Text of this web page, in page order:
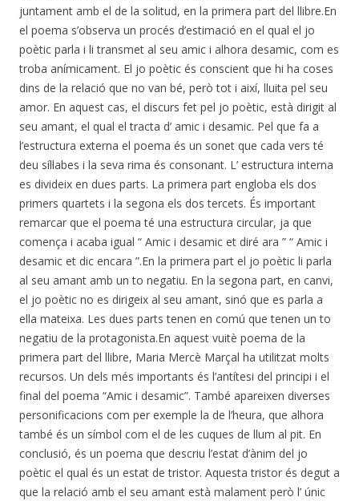
juntament amb el de la solitud, en la primera part del llibre.En
el poema s’observa un procés d’estimació en el qual el jo
poètic parla i li transmet al seu amic i alhora desamic, com es
troba anímicament. El jo poètic és conscient que hi ha coses
dins de la relació que no van bé, però tot i així, lluita pel seu
amor. En aquest cas, el discurs fet pel jo poètic, està dirigit al
seu amant, el qual el tracta d’ amic i desamic. Pel que fa a
l’estructura externa el poema és un sonet que cada vers té
deu síl·labes i la seva rima és consonant. L’ estructura interna
es divideix en dues parts. La primera part engloba els dos
primers quartets i la segona els dos tercets. És important
remarcar que el poema té una estructura circular, ja que
comença i acaba igual “ Amic i desamic et diré ara ” “ Amic i
desamic et dic encara ”.En la primera part el jo poètic li parla
al seu amant amb un to negatiu. En la segona part, en canvi,
el jo poètic no es dirigeix al seu amant, sinó que es parla a
ella mateixa. Les dues parts tenen en comú que tenen un to
negatiu de la protagonista.En aquest vuitè poema de la
primera part del llibre, Maria Mercè Marçal ha utilitzat molts
recursos. Un dels més importants és l’antítesi del principi i el
final del poema “Amic i desamic”. També apareixen diverses
personificacions com per exemple la de l’heura, que alhora
també és un símbol com el de les cuques de llum al pit. En
conclusió, és un poema que descriu l’estat d’ànim del jo
poètic el qual és un estat de tristor. Aquesta tristor és degut a
que la relació amb el seu amant està malament però l’ únic